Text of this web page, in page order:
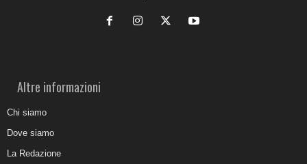
Altre informazioni
Chi siamo
Dove siamo
La Redazione